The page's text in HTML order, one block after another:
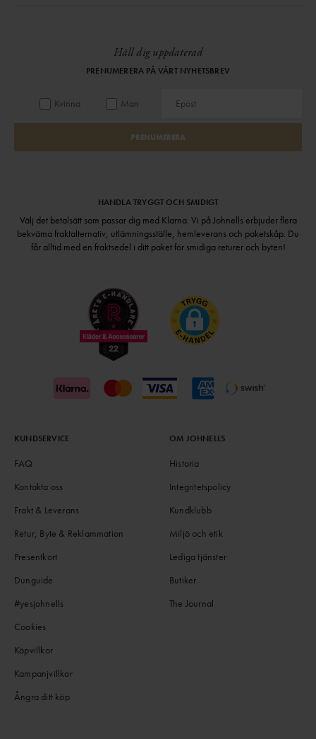
Håll dig uppdaterad
PRENUMERERA PÅ VÅRT NYHETSBREV
Kvinna Man
PRENUMERERA
HANDLA TRYGGT OCH SMIDIGT
Välj det betalsätt som passar dig med Klarna. Vi på Johnells erbjuder flera
bekväma fraktalternativ; utlämningsställe, hemleverans och paketskåp. Du
får alltid med en fraktsedel i ditt paket för smidiga returer och byten!
KUNDSERVICE
FAQ
Kontakta oss
Frakt & Leverans
Retur, Byte & Reklammation
Presentkort
Dunguide
#yesjohnells
Cookies
Köpvillkor
Kampanjvillkor
Ångra ditt köp
OM JOHNELLS
Historia
Integritetspolicy
Kundklubb
Miljö och etik
Lediga tjänster
Butiker
The Journal